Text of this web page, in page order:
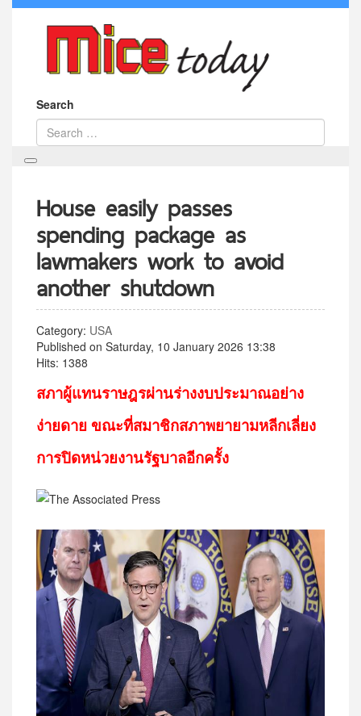
Search
House easily passes
spending package as
lawmakers work to avoid
another shutdown
Category: USA
Published on Saturday, 10 January 2026 13:38
Hits: 1388
สภาผู้แทนราษฎรผ่านร่างงบประมาณอย่าง
ง่ายดาย ขณะที่สมาชิกสภาพยายามหลีกเลี่ยง
การปิดหน่วยงานรัฐบาลอีกครั้ง